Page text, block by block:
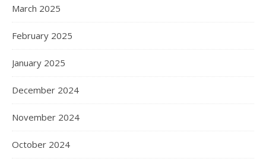
March 2025
February 2025
January 2025
December 2024
November 2024
October 2024